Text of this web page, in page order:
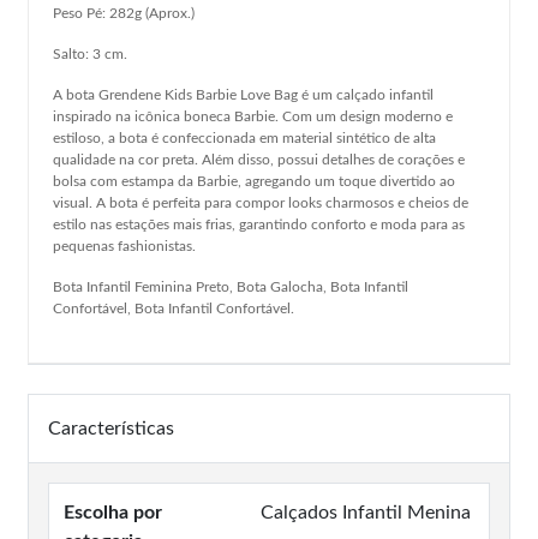
Peso Pé: 282g (Aprox.)
Salto: 3 cm.
A bota Grendene Kids Barbie Love Bag é um calçado infantil
inspirado na icônica boneca Barbie. Com um design moderno e
estiloso, a bota é confeccionada em material sintético de alta
qualidade na cor preta. Além disso, possui detalhes de corações e
bolsa com estampa da Barbie, agregando um toque divertido ao
visual. A bota é perfeita para compor looks charmosos e cheios de
estilo nas estações mais frias, garantindo conforto e moda para as
pequenas fashionistas.
Bota Infantil Feminina Preto, Bota Galocha, Bota Infantil
Confortável, Bota Infantil Confortável.
Características
Escolha por
Calçados Infantil Menina